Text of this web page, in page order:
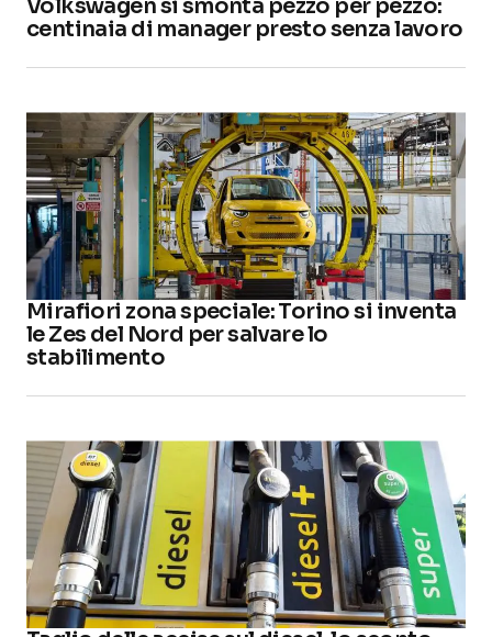
Volkswagen si smonta pezzo per pezzo:
centinaia di manager presto senza lavoro
Mirafiori zona speciale: Torino si inventa
le Zes del Nord per salvare lo
stabilimento